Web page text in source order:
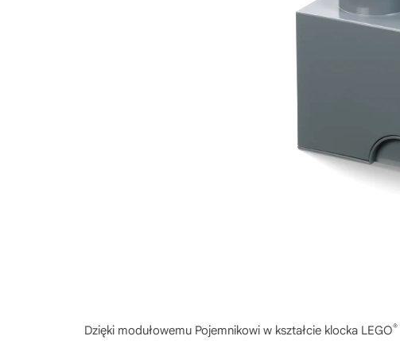
Dzięki modułowemu Pojemnikowi w kształcie klocka LEGO®